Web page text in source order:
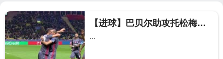
【进球】巴贝尔助攻托松梅开二度 阿尔斯兰远射中柱
...